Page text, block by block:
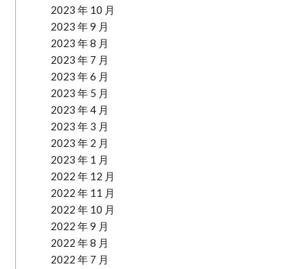
2023 年 10 月
2023 年 9 月
2023 年 8 月
2023 年 7 月
2023 年 6 月
2023 年 5 月
2023 年 4 月
2023 年 3 月
2023 年 2 月
2023 年 1 月
2022 年 12 月
2022 年 11 月
2022 年 10 月
2022 年 9 月
2022 年 8 月
2022 年 7 月